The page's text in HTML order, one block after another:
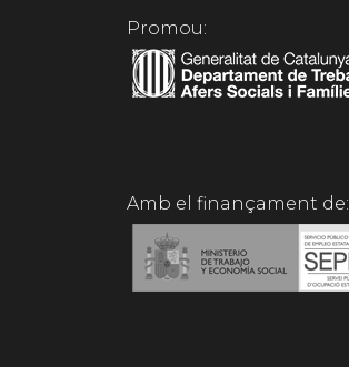
Promou:
Amb el finançament de: